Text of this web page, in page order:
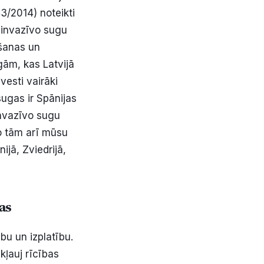
2014) noteikti
sugu
un
kas Latvijā
vairāki
ir Spānijas
sugu
tām arī mūsu
Zviedrijā,
un izplatību.
rīcības